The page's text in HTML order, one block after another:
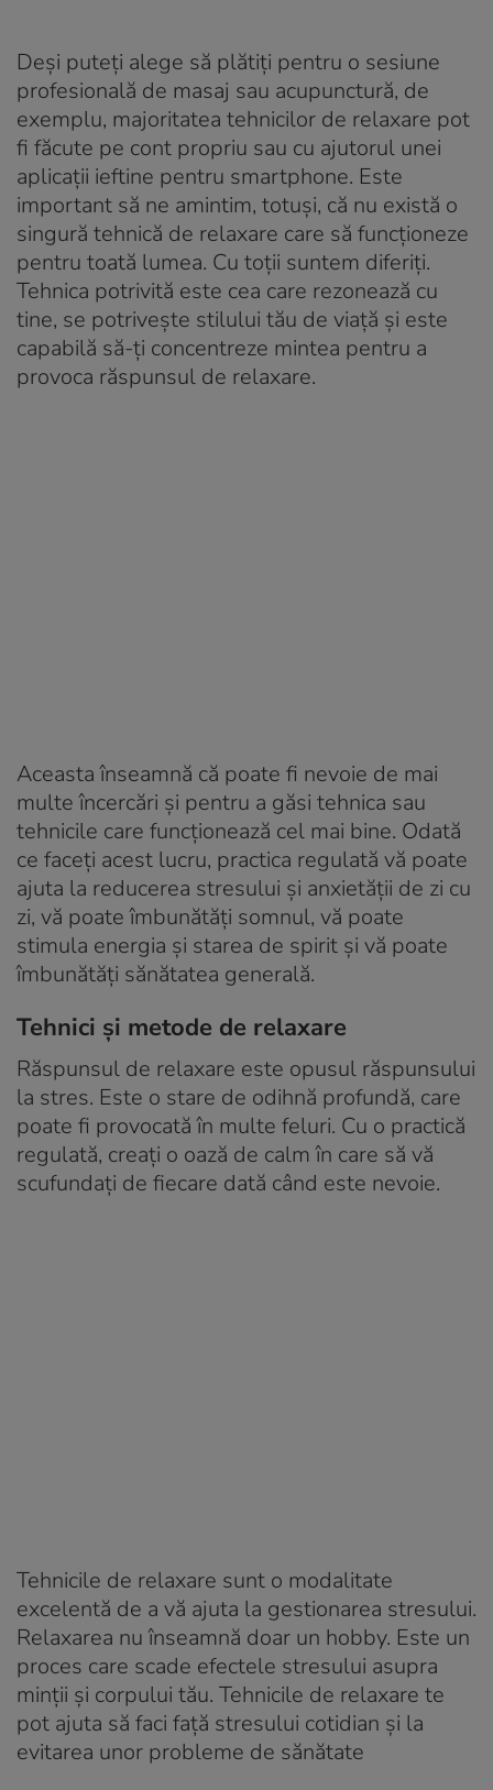
Deși puteți alege să plătiți pentru o sesiune
profesională de masaj sau acupunctură, de
exemplu, majoritatea tehnicilor de relaxare pot
fi făcute pe cont propriu sau cu ajutorul unei
aplicații ieftine pentru smartphone. Este
important să ne amintim, totuși, că nu există o
singură tehnică de relaxare care să funcționeze
pentru toată lumea. Cu toții suntem diferiți.
Tehnica potrivită este cea care rezonează cu
tine, se potrivește stilului tău de viață și este
capabilă să-ți concentreze mintea pentru a
provoca răspunsul de relaxare.
Aceasta înseamnă că poate fi nevoie de mai
multe încercări și pentru a găsi tehnica sau
tehnicile care funcționează cel mai bine. Odată
ce faceți acest lucru, practica regulată vă poate
ajuta la reducerea stresului și anxietății de zi cu
zi, vă poate îmbunătăți somnul, vă poate
stimula energia și starea de spirit și vă poate
îmbunătăți sănătatea generală.
Tehnici și metode de relaxare
Răspunsul de relaxare este opusul răspunsului
la stres. Este o stare de odihnă profundă, care
poate fi provocată în multe feluri. Cu o practică
regulată, creați o oază de calm în care să vă
scufundați de fiecare dată când este nevoie.
Tehnicile de relaxare sunt o modalitate
excelentă de a vă ajuta la gestionarea stresului.
Relaxarea nu înseamnă doar un hobby. Este un
proces care scade efectele stresului asupra
minții și corpului tău. Tehnicile de relaxare te
pot ajuta să faci față stresului cotidian și la
evitarea unor probleme de sănătate